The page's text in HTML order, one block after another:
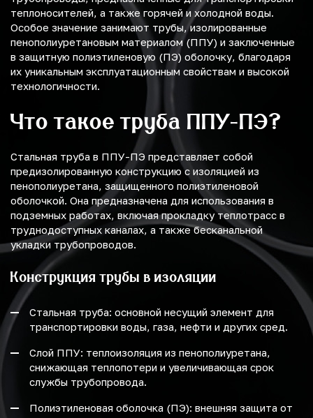
теплоносителей, а также горячей и холодной воды.
Особое значение занимают трубы, изолированные
пенополиуретановым материалом (ППУ) и заключенные
в защитную полиэтиленовую (ПЭ) оболочку, благодаря
их уникальным эксплуатационным свойствам и высокой
технологичности.
Что такое труба ППУ-ПЭ?
Стальная труба в ППУ-ПЭ представляет собой
предизолированную конструкцию с изоляцией из
пенополиуретана, защищенного полиэтиленовой
оболочкой. Она предназначена для использования в
подземных работах, включая прокладку теплотрасс в
труднодоступных каналах, а также бесканальной
укладки трубопроводов.
Конструкция трубы в изоляции
Стальная труба: основной несущий элемент для
транспортировки воды, газа, нефти и других сред.
Слой ППУ: теплоизоляция из пенополиуретана,
снижающая теплопотери и увеличивающая срок
службы трубопровода.
Полиэтиленовая оболочка (ПЭ): внешняя защита от